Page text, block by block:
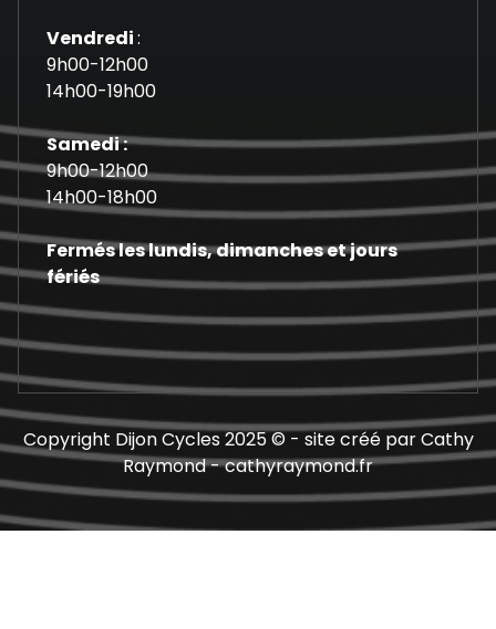
Vendredi:
9h00-12h00
14h00-19h00
Samedi :
9h00-12h00
14h00-18h00
Fermés les lundis, dimanches et jours
fériés
Copyright Dijon Cycles 2025 © - site créé par Cathy
Raymond - cathyraymond.fr